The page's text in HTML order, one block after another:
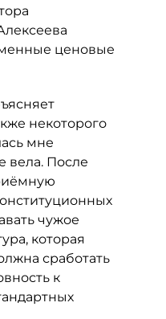
ценовые
некоторого
мне
вела. После
чужое
которая
сработать
к